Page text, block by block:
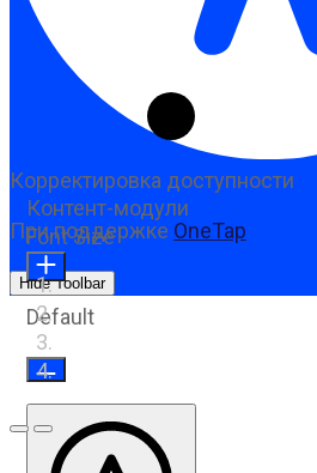
Предыдущий слайд
Следующий слайд
Корректировка доступности
При поддержке OneTap
Hide Toolbar
Контент-модули
Font Size
Default